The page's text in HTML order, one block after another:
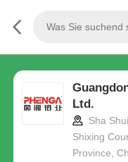
Ltd.
Sha
Shixing
Province,